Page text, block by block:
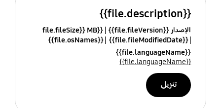
{{file.description}}
الإصدار {{file.fileVersion}}
{{file.fileSize}} MB
{{file.fileModifiedDate}}
{{file.osNames}}
{{file.languageName}}
{{file.languageName}}
تنزيل